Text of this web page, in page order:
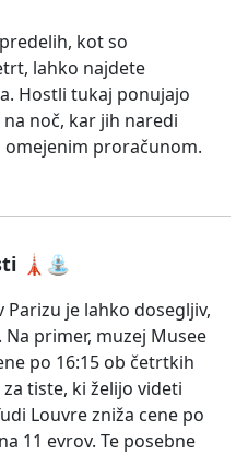
kot so
lahko najdete
Hostli tukaj ponujajo
noč, kar jih naredi
proračunom.
🗼⛲
Parizu je lahko dosegljiv,
primer, muzej Musee
po 16:15 ob četrtkih
tiste, ki želijo videti
Louvre zniža cene po
11 evrov. Te posebne